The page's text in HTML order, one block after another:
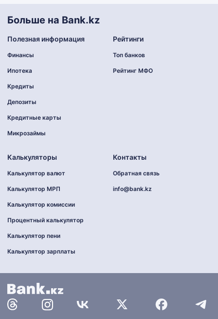
Больше на Bank.kz
Полезная информация
Финансы
Ипотека
Кредиты
Депозиты
Кредитные карты
Микрозаймы
Рейтинги
Топ банков
Рейтинг МФО
Калькуляторы
Калькулятор валют
Калькулятор МРП
Калькулятор комиссии
Процентный калькулятор
Калькулятор пени
Калькулятор зарплаты
Контакты
Обратная связь
info@bank.kz